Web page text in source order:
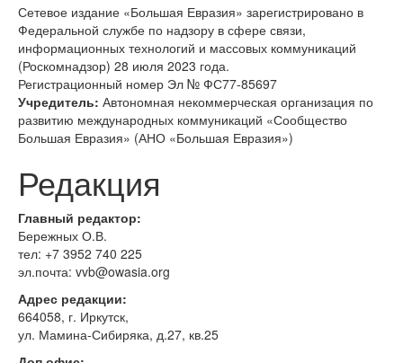
Сетевое издание «Большая Евразия» зарегистрировано в
Федеральной службе по надзору в сфере связи,
информационных технологий и массовых коммуникаций
(Роскомнадзор) 28 июля 2023 года.
Регистрационный номер Эл № ФС77-85697
Учредитель: Автономная некоммерческая организация по
развитию международных коммуникаций «Сообщество
Большая Евразия» (АНО «Большая Евразия»)
Редакция
Главный редактор:
Бережных О.В.
тел: +7 3952 740 225
эл.почта: vvb@owasia.org
Адрес редакции:
664058, г. Иркутск,
ул. Мамина-Сибиряка, д.27, кв.25